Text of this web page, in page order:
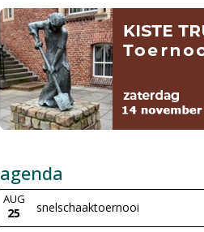
agenda
AUG
25 snelschaaktoernooi